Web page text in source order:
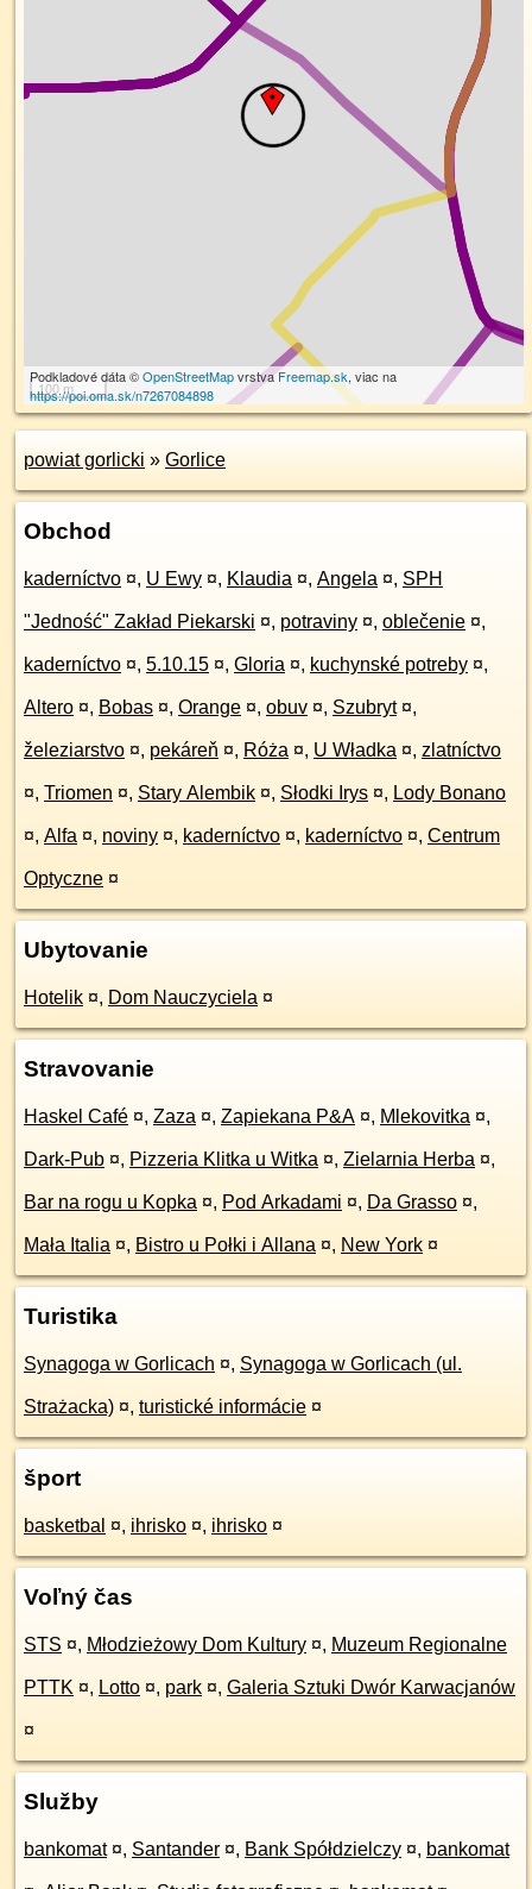
100 m
Podkladové dáta ©OpenStreetMapvrstvaFreemap.sk, viac na
https://poi.oma.sk/n7267084898
powiat gorlicki » Gorlice
Obchod
kaderníctvo ¤, U Ewy ¤, Klaudia ¤, Angela ¤, SPH
"Jedność" Zakład Piekarski ¤, potraviny ¤, oblečenie ¤,
kaderníctvo ¤, 5.10.15 ¤, Gloria ¤, kuchynské potreby ¤,
Altero ¤, Bobas ¤, Orange ¤, obuv ¤, Szubryt ¤,
železiarstvo ¤, pekáreň ¤, Róża ¤, U Władka ¤, zlatníctvo
¤, Triomen ¤, Stary Alembik ¤, Słodki Irys ¤, Lody Bonano
¤, Alfa ¤, noviny ¤, kaderníctvo ¤, kaderníctvo ¤, Centrum
Optyczne ¤
Ubytovanie
Hotelik ¤, Dom Nauczyciela ¤
Stravovanie
Haskel Café ¤, Zaza ¤, Zapiekana P&A ¤, Mlekovitka ¤,
Dark-Pub ¤, Pizzeria Klitka u Witka ¤, Zielarnia Herba ¤,
Bar na rogu u Kopka ¤, Pod Arkadami ¤, Da Grasso ¤,
Mała Italia ¤, Bistro u Połki i Allana ¤, New York ¤
Turistika
Synagoga w Gorlicach ¤, Synagoga w Gorlicach (ul.
Strażacka) ¤, turistické informácie ¤
šport
basketbal ¤, ihrisko ¤, ihrisko ¤
Voľný čas
STS ¤, Młodzieżowy Dom Kultury ¤, Muzeum Regionalne
PTTK ¤, Lotto ¤, park ¤, Galeria Sztuki Dwór Karwacjanów
¤
Služby
bankomat ¤, Santander ¤, Bank Spółdzielczy ¤, bankomat